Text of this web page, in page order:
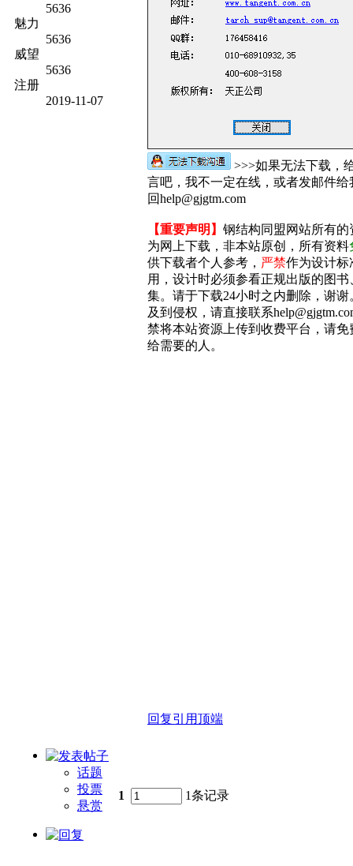
5636
魅力
5636
威望
5636
注册
2019-11-07
>>>如果无法下载，
言吧，我不一定在线，或者发邮件给
回help@gjgtm.com
【重要声明】 钢结构同盟网站所有的
为网上下载，非本站原创，所有资料
供下载者个人参考， 严禁作为设计标
用，设计时必须参看正规出版的图书
集。请于下载24小时之内删除，谢谢
及到侵权，请直接联系
禁将本站资源上传到收费平台，请免
给需要的人。
回复引用顶端
话题
投票
悬赏
1 1条记录